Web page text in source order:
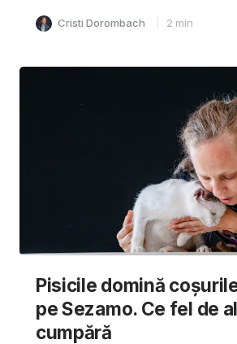
Cristi Dorombach 2 min
Pisicile domină
pe Sezamo. Ce fel de
cumpără